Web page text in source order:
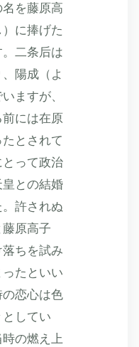
を藤原高
に捧げた
二条后は
陽成（よ
ますが、
には在原
とされて
って政治
との結婚
許されぬ
原高子
落ちを試み
たといい
恋心は色
してい
の燃え上